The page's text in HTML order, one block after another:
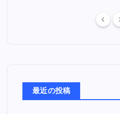
最近の投稿